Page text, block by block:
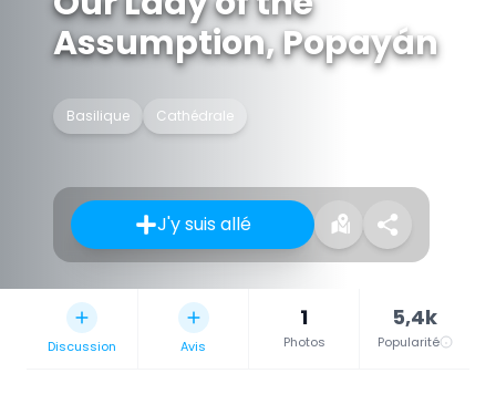
Assumption, Popayán
Basilique Cathédrale
J'y suis allé
Discussion Avis
1
Photos
5,4k
Popularité